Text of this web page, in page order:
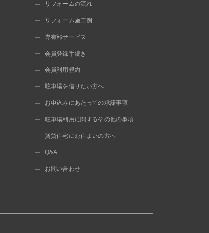
リフォームの流れ
リフォーム施工例
専有部サービス
会員登録手続き
会員利用規約
駐車場を借りたい方へ
お申込みにあたっての承諾事項
駐車場利用に関するその他の事項
賃貸住宅にお住まいの方へ
Q&A
お問い合わせ